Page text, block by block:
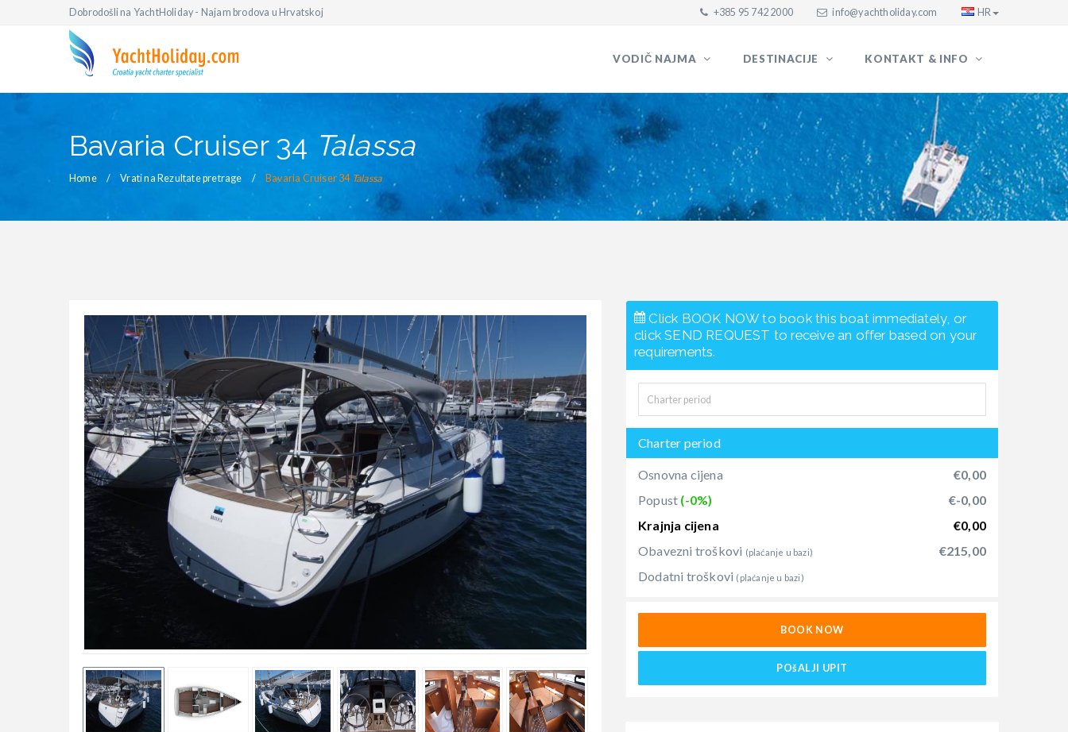
Dobrodošli na YachtHoliday - Najam brodova u Hrvatskoj +385 95 742 2000 info@yachtholiday.com HR
VODIČ NAJMA DESTINACIJE KONTAKT & INFO
Bavaria Cruiser 34 Talassa
Home Vrati na Rezultate pretrage Bavaria Cruiser 34 Talassa
Click BOOK NOW to book this boat immediately, or
click SEND REQUEST to receive an offer based on your
requirements.
Charter period
Osnovna cijena
€0,00
Popust (-0%)
€-0,00
Krajnja cijena
€0,00
Obavezni troškovi (plaćanje u bazi)
€215,00
Dodatni troškovi (plaćanje u bazi)
BOOK NOW
POšALJI UPIT